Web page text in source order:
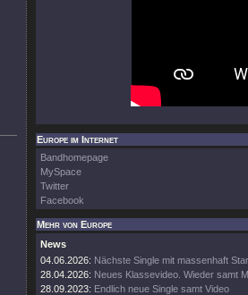
Europe im Internet
Bandhomepage
MySpace
Twitter
Facebook
Mehr von Europe
News
04.06.2026: Nächste Single mit massenhaft
28.04.2026: Neues Klassevideo. Wieder samt
28.09.2023: Endlich neue Single samt Video